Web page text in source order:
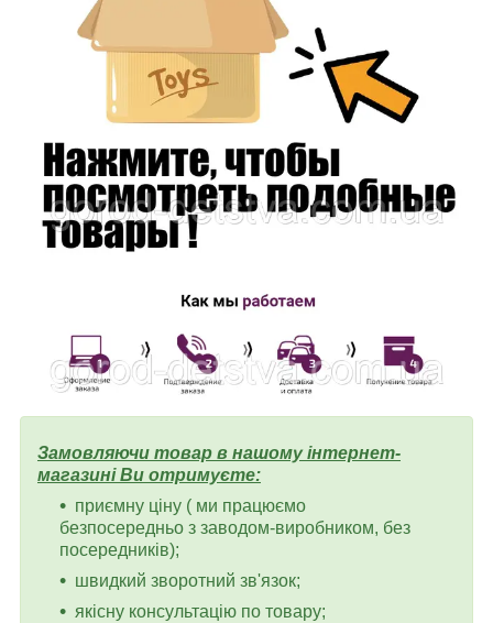
Замовляючи товар в нашому інтернет-
магазині Ви отримуєте:
приємну ціну ( ми працюємо
безпосередньо з заводом-виробником, без
посередників);
швидкий зворотний зв'язок;
якісну консультацію по товару;